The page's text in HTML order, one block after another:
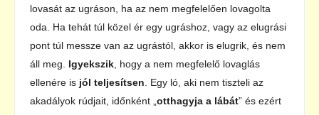
lovasát az ugráson, ha az nem megfelelően lovagolta
oda. Ha tehát túl közel ér egy ugráshoz, vagy az elugrási
pont túl messze van az ugrástól, akkor is elugrik, és nem
áll meg. Igyekszik , hogy a nem megfelelő lovaglás
ellenére is jól teljesítsen . Egy ló, aki nem tiszteli az
akadályok rúdjait, időnként „ otthagyja a lábát” és ezért